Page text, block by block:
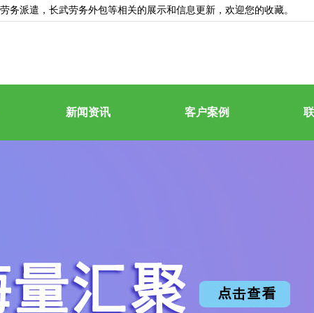
劳务派遣，长武劳务外包等相关的展示和信息更新，欢迎您的收藏。
新闻资讯 客户案例